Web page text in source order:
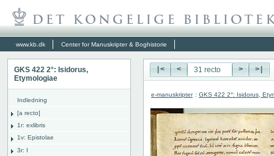
www.kb.dk Center for Manuskripter & Boghistorie
GKS 422 2°: Isidorus,
Etymologiae
Indledning
[a recto]
1r: exlibris
1v: Epistolae
3r: I
|< < > >|
e-manuskripter : GKS 422 2°: Isidorus,